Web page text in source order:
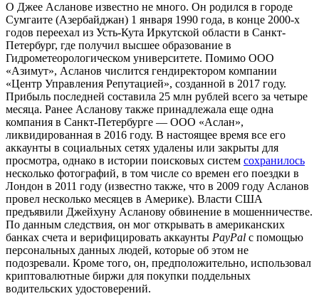
О Джее Асланове известно не много. Он родился в городе
Сумгаите (Азербайджан) 1 января 1990 года, в конце 2000-х
годов переехал из Усть-Кута Иркутской области в Санкт-
Петербург, где получил высшее образование в
Гидрометеорологическом университете. Помимо ООО
«Азимут», Асланов числится гендиректором компании
«Центр Управления Репутацией», созданной в 2017 году.
Прибыль последней составила 25 млн рублей всего за четыре
месяца. Ранее Асланову также принадлежала еще одна
компания в Санкт-Петербурге — ООО «Аслан»,
ликвидированная в 2016 году. В настоящее время все его
аккаунты в социальных сетях удалены или закрыты для
просмотра, однако в истории поисковых систем сохранилось
несколько фотографий, в том числе со времен его поездки в
Лондон в 2011 году (известно также, что в 2009 году Асланов
провел несколько месяцев в Америке). Власти США
предъявили Джейхуну Асланову обвинение в мошенничестве.
По данным следствия, он мог открывать в американских
банках счета и верифицировать аккаунты PayPal с помощью
персональных данных людей, которые об этом не
подозревали. Кроме того, он, предположительно, использовал
криптовалютные биржи для покупки поддельных
водительских удостоверений.